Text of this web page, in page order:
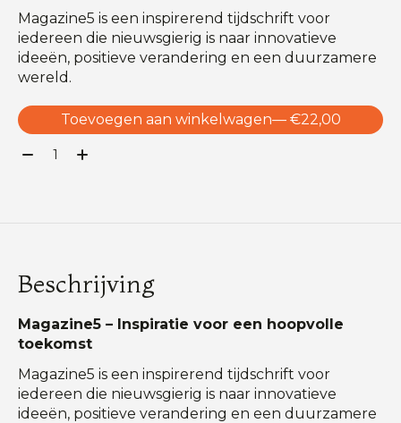
Magazine5 is een inspirerend tijdschrift voor
iedereen die nieuwsgierig is naar innovatieve
ideeën, positieve verandering en een duurzamere
wereld.
Toevoegen aan winkelwagen
— €22,00
Aantal:
Beschrijving
Magazine5 – Inspiratie voor een hoopvolle
toekomst
Magazine5 is een inspirerend tijdschrift voor
iedereen die nieuwsgierig is naar innovatieve
ideeën, positieve verandering en een duurzamere